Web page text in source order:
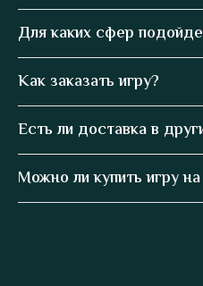
Для каких сфер
Как заказать игру?
Есть ли доставка в
Можно ли купить игру